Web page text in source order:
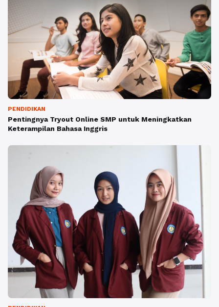
PENDIDIKAN
Pentingnya Tryout Online SMP untuk Meningkatkan
Keterampilan Bahasa Inggris